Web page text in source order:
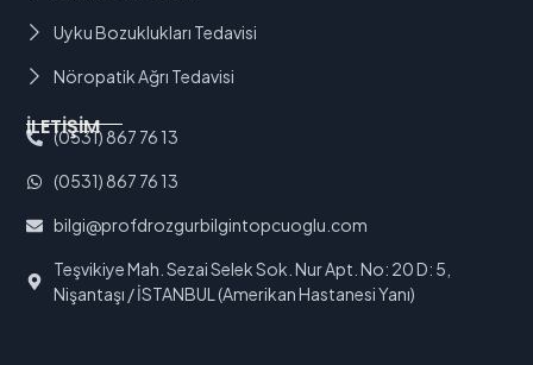
Uyku Bozuklukları Tedavisi
Nöropatik Ağrı Tedavisi
İLETİŞİM
(0531) 867 76 13
(0531) 867 76 13
bilgi@profdrozgurbilgintopcuoglu.com
Teşvikiye Mah. Sezai Selek Sok. Nur Apt. No: 20 D: 5,
Nişantaşı / İSTANBUL (Amerikan Hastanesi Yanı)